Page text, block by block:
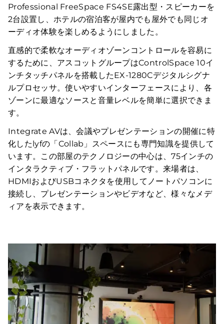
Professional FreeSpace FS4SE露出型・スピーカーを
2台設置し、ホテルの宿泊客が屋内でも屋外でも同じオ
ーディオ体験を楽しめるようにしました。
直感的で柔軟なオーディオゾーンコントロールを容易に
するために、アスコットグループはControlSpace 10イ
ンチタッチパネルを搭載したEX-1280Cデジタルシグナ
ルプロセッサ。使いやすいインターフェースにより、各
ゾーンに最適なソースと音量レベルを簡単に選択できま
す。
Integrate AVは、会議やプレゼンテーションの開催に特
化したlyfの「Collab」スペースにも専門知識を提供して
います。この部屋のテクノロジーの中心は、75インチの
インタラクティブ・フラットパネルです。来場者は、
HDMIおよびUSBコネクタを使用してノートパソコンに
接続し、プレゼンテーションやビデオなど、様々なメデ
ィアを表示できます。